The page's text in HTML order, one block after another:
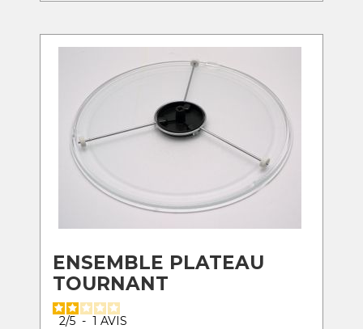
ENSEMBLE PLATEAU
TOURNANT
2/5 - 1 AVIS